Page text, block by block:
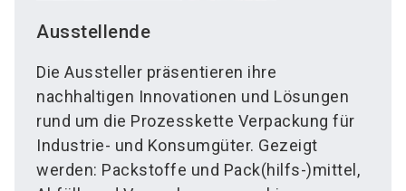
Ausstellende
Die Aussteller präsentieren ihre
nachhaltigen Innovationen und Lösungen
rund um die Prozesskette Verpackung für
Industrie- und Konsumgüter. Gezeigt
werden: Packstoffe und Pack(hilfs-)mittel,